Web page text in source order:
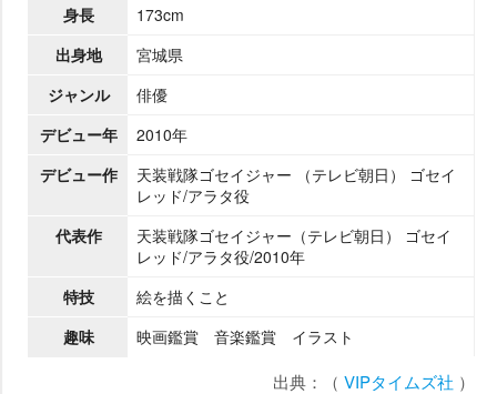
身長
173cm
出身地
宮城県
ジャンル
俳優
デビュー年
2010年
デビュー作
天装戦隊ゴセイジャー （テレビ朝日） ゴセイ
レッド/アラタ役
代表作
天装戦隊ゴセイジャー（テレビ朝日） ゴセイ
レッド/アラタ役/2010年
特技
絵を描くこと
趣味
映画鑑賞 音楽鑑賞 イラスト
出典：（ VIPタイムズ社 ）